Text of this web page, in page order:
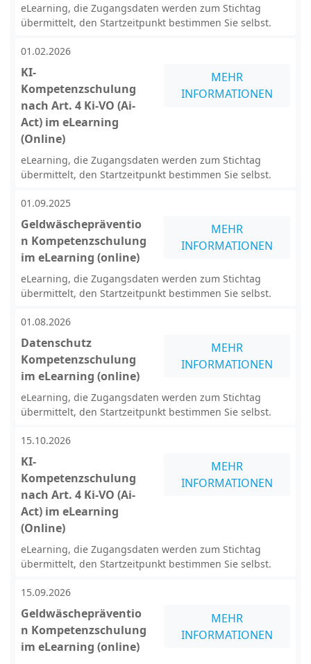
eLearning, die Zugangsdaten werden zum Stichtag
übermittelt, den Startzeitpunkt bestimmen Sie selbst.
01.02.2026
KI-
Kompetenzschulung
nach Art. 4 Ki-VO (Ai-
Act) im eLearning
(Online)
MEHR
INFORMATIONEN
eLearning, die Zugangsdaten werden zum Stichtag
übermittelt, den Startzeitpunkt bestimmen Sie selbst.
01.09.2025
Geldwäschepräventio
n Kompetenzschulung
im eLearning (online)
MEHR
INFORMATIONEN
eLearning, die Zugangsdaten werden zum Stichtag
übermittelt, den Startzeitpunkt bestimmen Sie selbst.
01.08.2026
Datenschutz
Kompetenzschulung
im eLearning (online)
MEHR
INFORMATIONEN
eLearning, die Zugangsdaten werden zum Stichtag
übermittelt, den Startzeitpunkt bestimmen Sie selbst.
15.10.2026
KI-
Kompetenzschulung
nach Art. 4 Ki-VO (Ai-
Act) im eLearning
(Online)
MEHR
INFORMATIONEN
eLearning, die Zugangsdaten werden zum Stichtag
übermittelt, den Startzeitpunkt bestimmen Sie selbst.
15.09.2026
Geldwäschepräventio
n Kompetenzschulung
im eLearning (online)
MEHR
INFORMATIONEN